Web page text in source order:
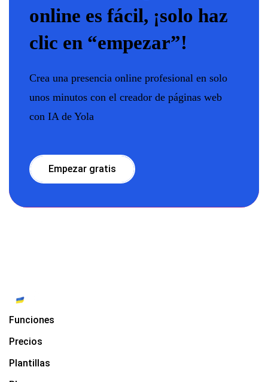
online es fácil, ¡solo haz
clic en “empezar”!
Crea una presencia online profesional en solo
unos minutos con el creador de páginas web
con IA de Yola
Empezar gratis
Funciones
Precios
Plantillas